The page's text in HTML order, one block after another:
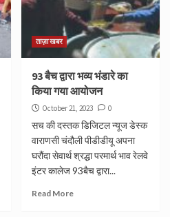
ताज़ा खबर
93 बैच द्वारा भव्य भंडारे का
किया गया आयोजन
October 21, 2023 0
सच की दस्तक डिजिटल न्यूज डेस्क
वाराणसी चंदौली पीडीडीयू अपना
घरौंदा सेवार्थ श्रद्धा परमार्थ भाव रेलवे
इंटर कालेज 93बैच द्वारा...
Read More